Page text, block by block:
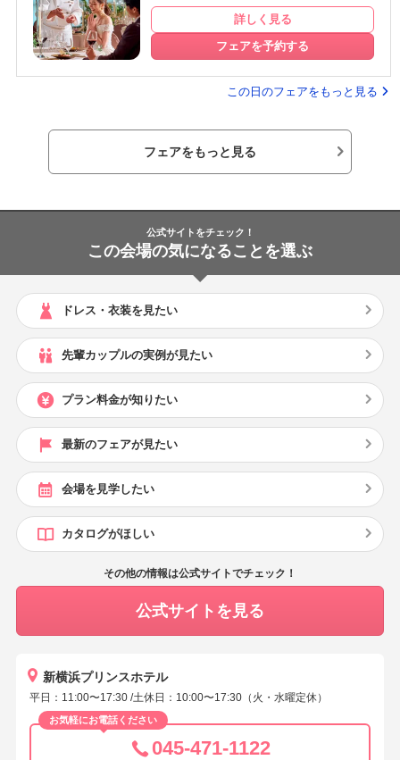
詳しく見る
フェアを予約する
この日のフェアをもっと見る
フェアをもっと見る
公式サイトをチェック！
この会場の気になることを選ぶ
ドレス・衣装を見たい
先輩カップルの実例が見たい
プラン料金が知りたい
最新のフェアが見たい
会場を見学したい
カタログがほしい
その他の情報は公式サイトでチェック！
公式サイトを見る
新横浜プリンスホテル
平日：11:00〜17:30 /土休日：10:00〜17:30（火・水曜定休）
お気軽にお電話ください
045-471-1122